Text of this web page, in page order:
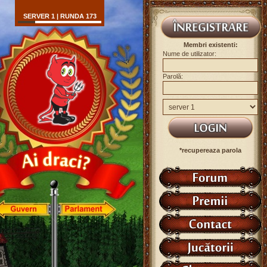
SERVER 1 | RUNDA 173
Membri existenti:
Nume de utilizator:
Parolă:
*recupereaza parola